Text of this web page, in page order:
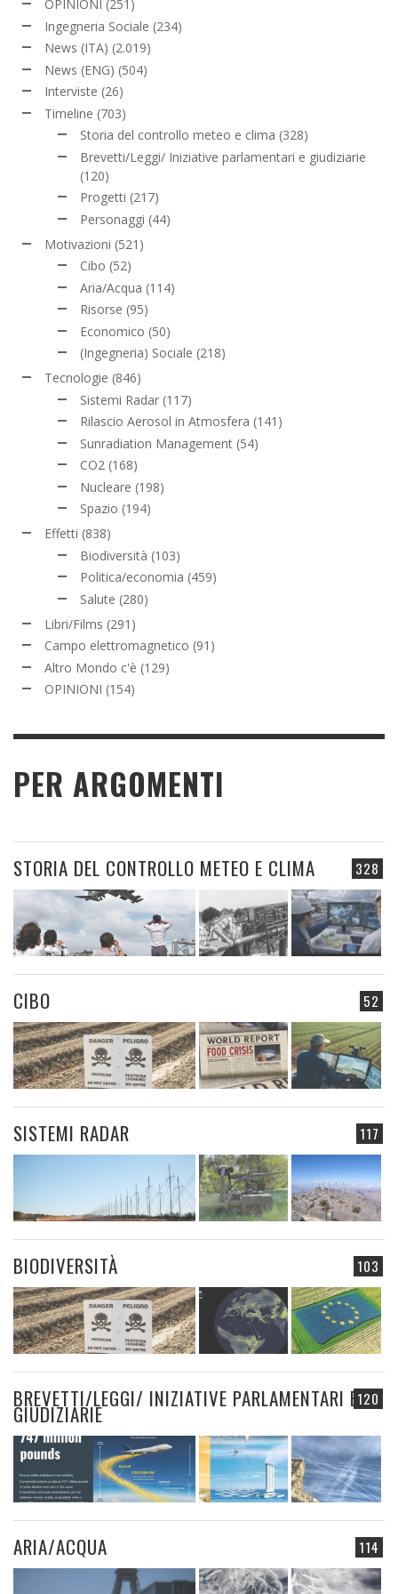
OPINIONI (251)
Ingegneria Sociale (234)
News (ITA) (2.019)
News (ENG) (504)
Interviste (26)
Timeline (703)
Storia del controllo meteo e clima (328)
Brevetti/Leggi/ Iniziative parlamentari e giudiziarie
(120)
Progetti (217)
Personaggi (44)
Motivazioni (521)
Cibo (52)
Aria/Acqua (114)
Risorse (95)
Economico (50)
(Ingegneria) Sociale (218)
Tecnologie (846)
Sistemi Radar (117)
Rilascio Aerosol in Atmosfera (141)
Sunradiation Management (54)
CO2 (168)
Nucleare (198)
Spazio (194)
Effetti (838)
Biodiversità (103)
Politica/economia (459)
Salute (280)
Libri/Films (291)
Campo elettromagnetico (91)
Altro Mondo c'è (129)
OPINIONI (154)
PER ARGOMENTI
328
STORIA DEL CONTROLLO METEO E CLIMA
52
CIBO
117
SISTEMI RADAR
103
BIODIVERSITÀ
120
BREVETTI/LEGGI/ INIZIATIVE PARLAMENTARI E
GIUDIZIARIE
114
ARIA/ACQUA